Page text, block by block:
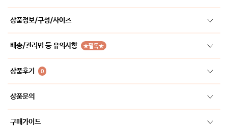
상품정보/구성/사이즈
배송/관리법 등 유의사항 ★필독★
상품후기 0
상품문의
구매가이드